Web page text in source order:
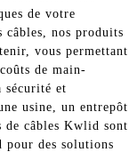
de votre
câbles, nos produits
vous permettant
de main-
sécurité et
usine, un entrepôt
de câbles Kwlid sont
des solutions